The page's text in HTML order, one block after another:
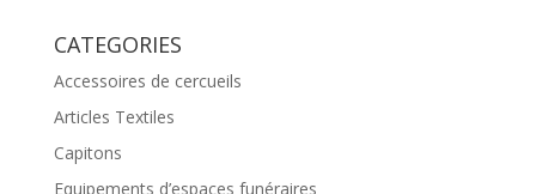
CATEGORIES
Accessoires de cercueils
Articles Textiles
Capitons
Equipements d’espaces funéraires